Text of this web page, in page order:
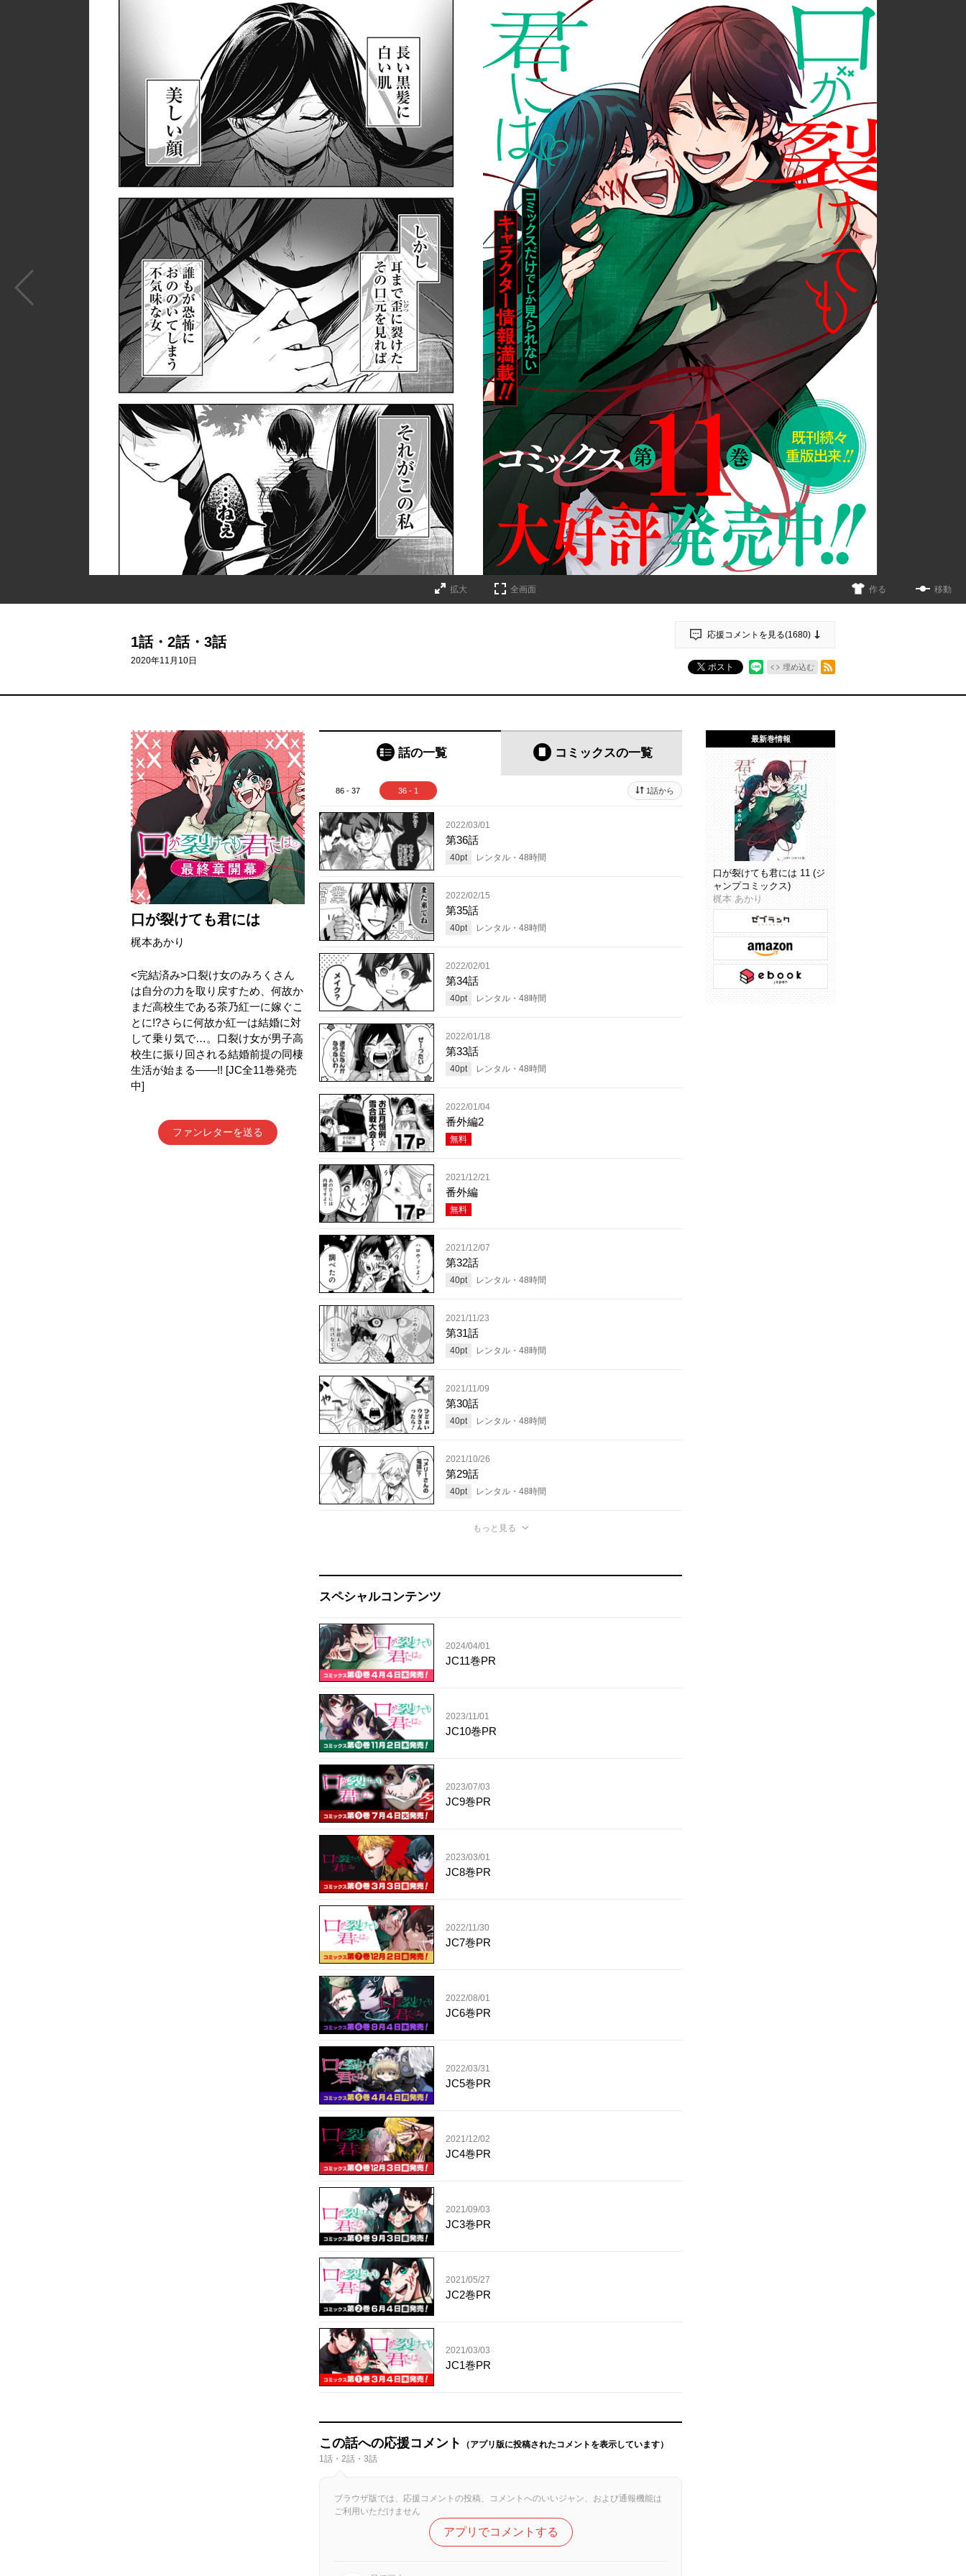
拡大 全画面 作る 移動
1話・2話・3話
2020年11月10日
応援コメントを見る(1680)
ポスト 埋め込む
口が裂けても君には
梶本あかり
<完結済み>口裂け女のみろくさん
は自分の力を取り戻すため、何故か
まだ高校生である茶乃紅一に嫁ぐこ
とに!?さらに何故か紅一は結婚に対
して乗り気で…。口裂け女が男子高
校生に振り回される結婚前提の同棲
生活が始まる――!! [JC全11巻発売
中]
ファンレターを送る
話の一覧 コミックスの一覧
86 - 37 36 - 1 1話から
2022/03/01
第36話
40pt レンタル・ 48時間
2022/02/15
第35話
40pt レンタル・ 48時間
2022/02/01
第34話
40pt レンタル・ 48時間
2022/01/18
第33話
40pt レンタル・ 48時間
2022/01/04
番外編2
無料
2021/12/21
番外編
無料
2021/12/07
第32話
40pt レンタル・ 48時間
2021/11/23
第31話
40pt レンタル・ 48時間
2021/11/09
第30話
40pt レンタル・ 48時間
2021/10/26
第29話
40pt レンタル・ 48時間
もっと見る
スペシャルコンテンツ
2024/04/01
JC11巻PR
2023/11/01
JC10巻PR
2023/07/03
JC9巻PR
2023/03/01
JC8巻PR
2022/11/30
JC7巻PR
2022/08/01
JC6巻PR
2022/03/31
JC5巻PR
2021/12/02
JC4巻PR
2021/09/03
JC3巻PR
2021/05/27
JC2巻PR
2021/03/03
JC1巻PR
この話への応援コメント
（アプリ版に投稿されたコメントを表示しています）
1話・2話・3話
ブラウザ版では、応援コメントの投稿、コメントへのいいジャン、および通報機能は
ご利用いただけません
アプリでコメントする
最新巻情報
口が裂けても君には 11 (ジ
ャンプコミックス)
梶本 あかり